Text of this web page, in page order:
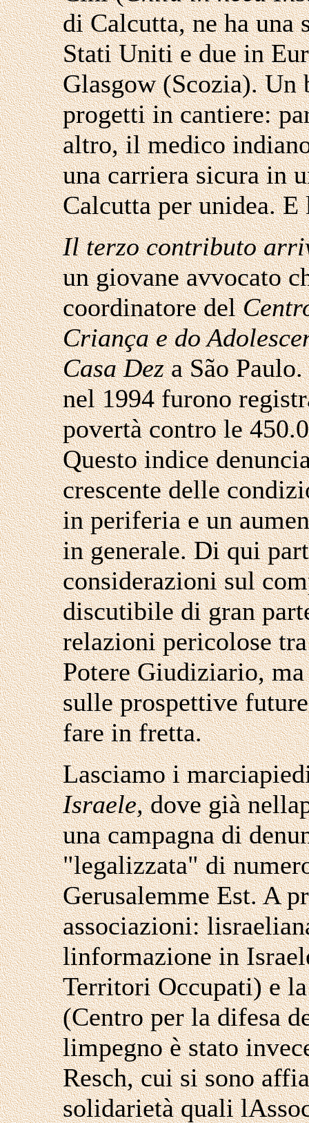
di Calcutta, ne ha una
Stati Uniti e due in
Glasgow (Scozia).
progetti in cantiere:
altro, il medico
una carriera sicura in
Calcutta per unidea.
Il terzo contributo
un giovane avvocato
coordinatore del
Criança e do
Casa Deza São
nel 1994 furono
povertà contro le
Questo indice
crescente delle
in periferia e un
in generale. Di qui
considerazioni sul
discutibile di gran
relazioni pericolose
Potere Giudiziario,
sulle prospettive
fare in fretta.
Lasciamo i
Israele,dove già
una campagna di
"legalizzata" di
Gerusalemme Est. A
associazioni:
linformazione in
Territori Occupati) e
(Centro per la difesa
limpegno è stato
Resch, cui si sono
solidarietà quali